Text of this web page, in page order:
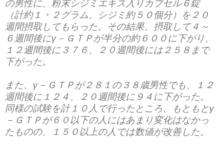
の男性に、粉末シジミエキス入りカプセル６錠
（計約１・２グラム、シジミ約５０個分）を２０
週間摂取してもらった。その結果、摂取して４～
６週間後にγ－ＧＴＰが半分の約６００に下がり、
１２週間後に３７６、２０週間後には２５８まで
下がった。
また、γ－ＧＴＰが２８１の３８歳男性でも、１２
週間後に１２４、２０週間後に９４に下がった。
同様の試験を計１０人で行ったところ、もともとγ
－ＧＴＰが６０以下の人にはあまり変化はなかっ
たものの、１５０以上の人では数値が改善した。